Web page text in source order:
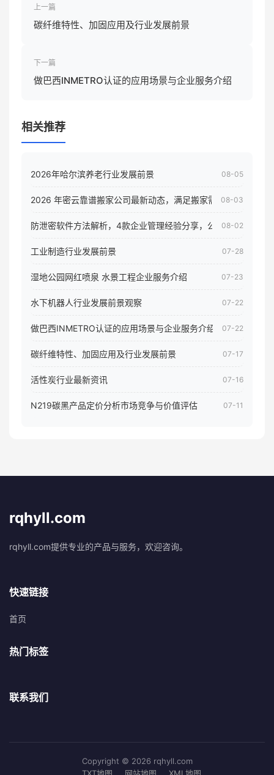
上一篇
碳纤维特性、加固应用及行业发展前景
下一篇
做巴西INMETRO认证的应用场景与企业服务介绍
相关推荐
2026年哈尔滨养老行业发展前景 08-05
2026 年密云靠谱搬家公司最新动态，满足搬家需求！08-03
防泄密软件方法解析，4款企业管理经验分享，公司员工电脑核
08-02
工业制造行业发展前景 07-28
湿地公园网红喷泉 水景工程企业服务介绍 07-23
水下机器人行业发展前景观察 07-22
做巴西INMETRO认证的应用场景与企业服务介绍 07-22
碳纤维特性、加固应用及行业发展前景 07-17
活性炭行业最新资讯 07-16
N219碳黑产品定价分析市场竞争与价值评估 07-11
rqhyll.com
rqhyll.com提供专业的产品与服务，欢迎咨询。
快速链接
首页
热门标签
联系我们
Copyright © 2026 rqhyll.com